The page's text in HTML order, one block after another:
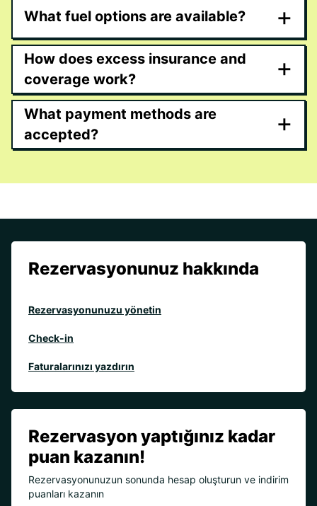
What fuel options are available? +
How does excess insurance and
coverage work?
+
What payment methods are
accepted?
+
Rezervasyonunuz hakkında
Rezervasyonunuzu yönetin
Check-in
Faturalarınızı yazdırın
Rezervasyon yaptığınız kadar
puan kazanın!
Rezervasyonunuzun sonunda hesap oluşturun ve indirim
puanları kazanın